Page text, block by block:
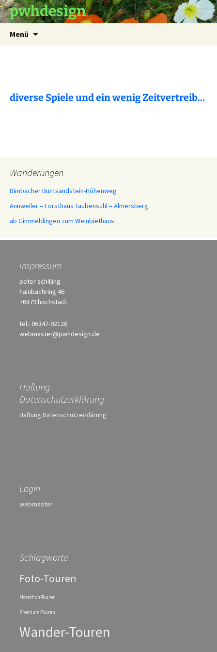
pwhdesign
Menü
diverse Spiele und ein wenig Zeitvertreib…
Wanderungen
Dimbacher Buntsandstein-Höhenweg
Annweiler – Forsthaus Taubensuhl – Almersberg
ab Gimmeldingen zum Weinbiethaus
Impressum
peter schilling
hainbachring 46
76879 hochstadt
tel.: 06347-92126
webmaster@pwhdesign.de
Haftung
Datenschutzerklärung
Haftung Datenschutzerklärung
Login
webmaster
Schlagworte
Foto-Touren
Marathon-Touren
Premium-Touren
Wander-Touren